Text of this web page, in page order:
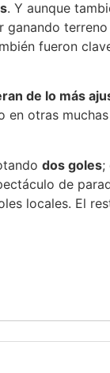
. Y aunque
ganando
fueron
de lo más
otras
dos goles;
de
locales. El